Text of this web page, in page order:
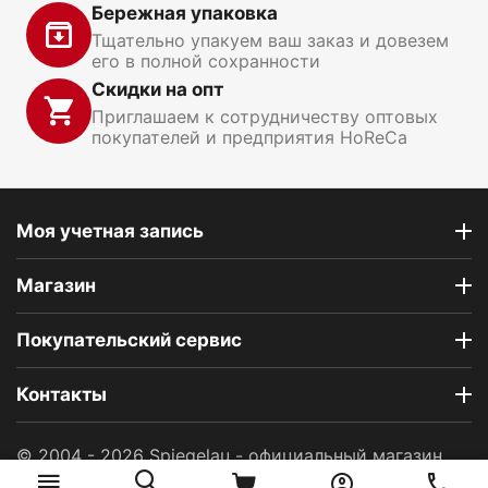
Бережная упаковка
Тщательно упакуем ваш заказ и довезем
его в полной сохранности
Скидки на опт
Приглашаем к сотрудничеству оптовых
покупателей и предприятия HoReCa
Моя учетная запись
Магазин
Покупательский сервис
Контакты
© 2004 - 2026 Spiegelau - официальный магазин.
На базе
CS-Cart и премиум темы —© AB: